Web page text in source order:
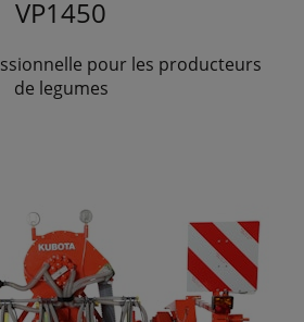
VP1450
pour les producteurs
de legumes